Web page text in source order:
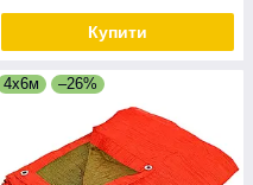
Купити
4х6м –26%